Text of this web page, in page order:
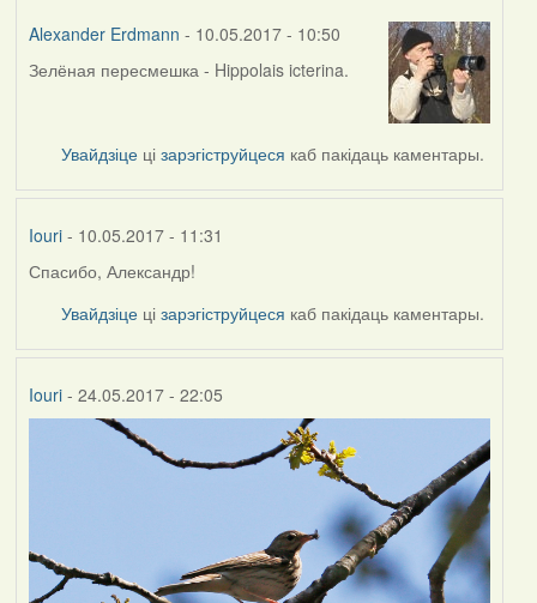
Alexander Erdmann - 10.05.2017 - 10:50
In
Зелёная пересмешка - Hippolais icterina.
Увайдзіце цізарэгіструйцеся каб пакідаць каментары.
Iouri- 10.05.2017 - 11:31
In
reply
by
Erdmann
Спасибо, Александр!
Увайдзіце цізарэгіструйцеся каб пакідаць каментары.
Iouri- 24.05.2017 - 22:05